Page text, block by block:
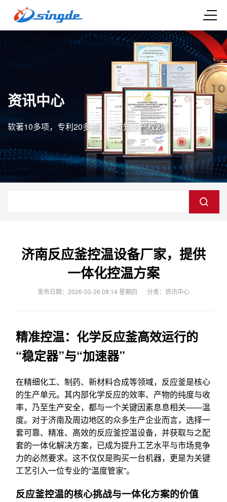
资讯中心
软著10多项，专利20多项，一类知识产权2项
济南反应釜控温设备厂家，提供
一体化控温方案
发布日期：2026-03-26 08:14 星期四 分类： 资讯中心
精准控温：化学反应釜高效运行的
“稳定器”与“加速器”
在精细化工、制药、新材料合成等领域，反应釜是核心
的生产单元。其内部化学反应的效率、产物的纯度与收
率，乃至生产安全，都与一个关键因素息息相关——温
度。对于济南及周边地区的众多生产企业而言，选择一
套可靠、精准、高效的反应釜控温设备，并获取与之配
套的一体化解决方案，已成为提升工艺水平与市场竞争
力的必然要求。这不仅仅是购买一台机器，更是为关键
工艺引入一位专业的“温度管家”。
反应釜控温的核心挑战与一体化方案的价值